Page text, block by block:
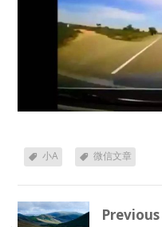
小A 微信文章
Previous